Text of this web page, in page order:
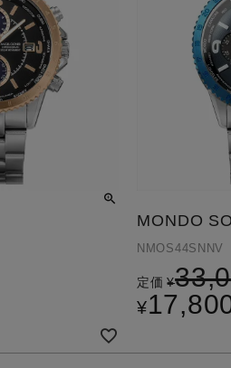
MONDO
NMOS44SNNV
定価 ¥
¥